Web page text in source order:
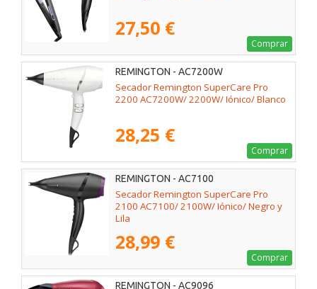
27,50 €
Comprar
REMINGTON - AC7200W
Secador Remington SuperCare Pro
2200 AC7200W/ 2200W/ Iónico/ Blanco
28,25 €
Comprar
REMINGTON - AC7100
Secador Remington SuperCare Pro
2100 AC7100/ 2100W/ Iónico/ Negro y
Lila
28,99 €
Comprar
REMINGTON - AC9096